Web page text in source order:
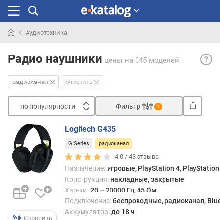
раньше
Аудиотехника
Радио наушники цены на 345 моделей
—
радиоканал очистить
по популярности
п
о
п
о
у
л
р
Фильтр 1
Спросить
Logitech G435
G Series радиоканал
4.0 /43 отзыва
Назначение: игровые, PlayStation 4,
Конструкция: накладные, закрытые
Хар-ки: 20 – 20000 Гц, 45 Ом
Подключение: беспроводные, радиоканал,
Аккумулятор: до 18 ч